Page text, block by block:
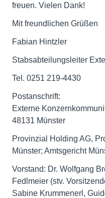
freuen. Vielen Dank!
Mit freundlichen Grüßen
Fabian Hintzler
Stabsabteilungsleiter
Tel. 0251 219-4430
Postanschrift:
Externe
48131 Münster
Provinzial Holding AG,
Münster; Amtsgericht
Vorstand: Dr. Wolfgang
Fedlmeier (stv.
Sabine Krummenerl,